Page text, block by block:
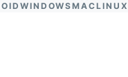
WINDOWSMACLINUX